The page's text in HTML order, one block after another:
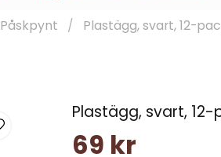
Påskpynt Plastägg, svart, 12-
Plastägg, svart, 12-
69 kr